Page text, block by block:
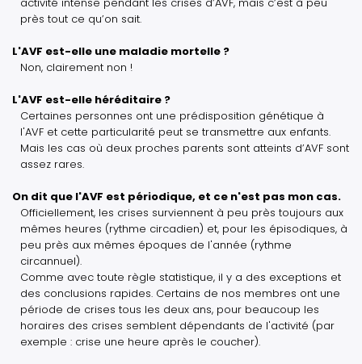
près tout ce qu’on sait.
L'AVF est-elle une maladie mortelle ?
Non, clairement non !
L'AVF est-elle héréditaire ?
Certaines personnes ont une prédisposition génétique à
l'AVF et cette particularité peut se transmettre aux enfants.
Mais les cas où deux proches parents sont atteints d’AVF sont
assez rares.
On dit que l'AVF est périodique, et ce n'est pas mon cas.
Officiellement, les crises surviennent à peu près toujours aux
mêmes heures (rythme circadien) et, pour les épisodiques, à
peu près aux mêmes époques de l'année (rythme
circannuel).
Comme avec toute règle statistique, il y a des exceptions et
des conclusions rapides. Certains de nos membres ont une
période de crises tous les deux ans, pour beaucoup les
horaires des crises semblent dépendants de l'activité (par
exemple : crise une heure après le coucher).